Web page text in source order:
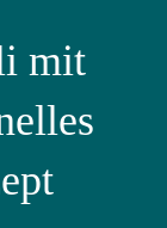
mit